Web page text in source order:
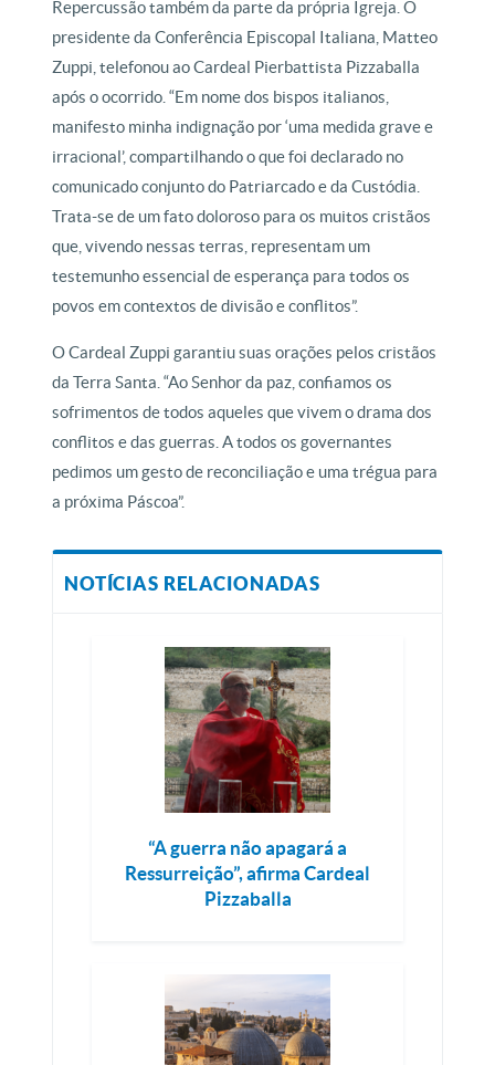
Repercussão também da parte da própria Igreja. O
presidente da Conferência Episcopal Italiana, Matteo
Zuppi, telefonou ao Cardeal Pierbattista Pizzaballa
após o ocorrido. “Em nome dos bispos italianos,
manifesto minha indignação por ‘uma medida grave e
irracional’, compartilhando o que foi declarado no
comunicado conjunto do Patriarcado e da Custódia.
Trata-se de um fato doloroso para os muitos cristãos
que, vivendo nessas terras, representam um
testemunho essencial de esperança para todos os
povos em contextos de divisão e conflitos”.
O Cardeal Zuppi garantiu suas orações pelos cristãos
da Terra Santa. “Ao Senhor da paz, confiamos os
sofrimentos de todos aqueles que vivem o drama dos
conflitos e das guerras. A todos os governantes
pedimos um gesto de reconciliação e uma trégua para
a próxima Páscoa”.
NOTÍCIAS RELACIONADAS
“A guerra não apagará a
Ressurreição”, afirma Cardeal
Pizzaballa